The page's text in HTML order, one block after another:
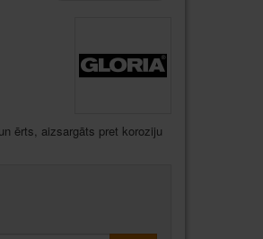
ērts, aizsargāts pret koroziju